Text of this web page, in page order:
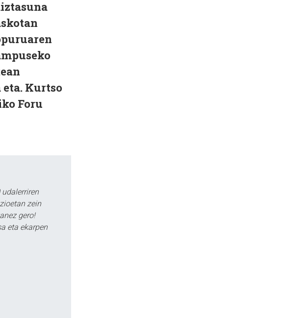
Kurtso
Foru
udalerriren
zein
gero!
eta ekarpen